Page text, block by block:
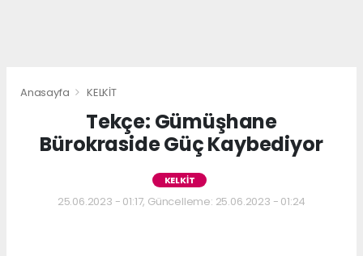
Anasayfa KELKİT
Tekçe: Gümüşhane
Bürokraside Güç Kaybediyor
KELKİT
25.06.2023 - 01:17, Güncelleme: 25.06.2023 - 01:24